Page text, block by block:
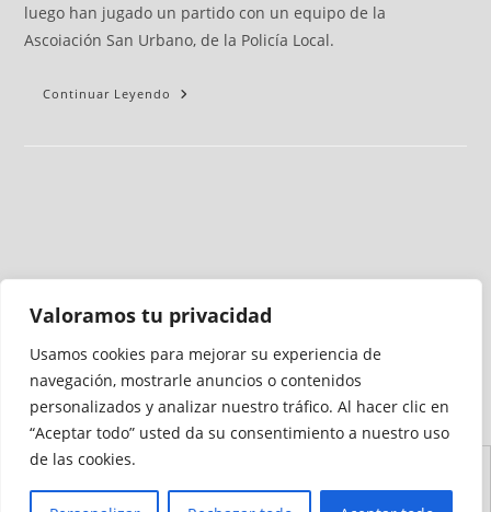
Valoramos tu privacidad
Usamos cookies para mejorar su experiencia de
navegación, mostrarle anuncios o contenidos
personalizados y analizar nuestro tráfico. Al hacer clic en
“Aceptar todo” usted da su consentimiento a nuestro uso
de las cookies.
luego han jugado un partido con un equipo de la
Ascoiación San Urbano, de la Policía Local.
Continuar Leyendo
Medio auditado por